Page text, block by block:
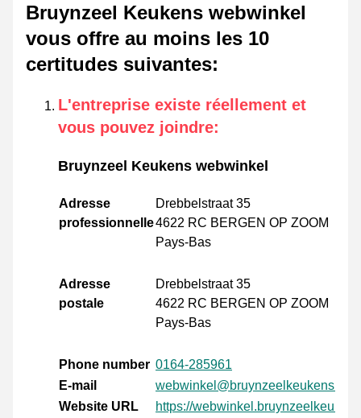
Bruynzeel Keukens webwinkel
vous offre au moins les 10
certitudes suivantes:
L'entreprise existe réellement et
vous pouvez joindre:
Bruynzeel Keukens webwinkel
Adresse
professionnelle
Drebbelstraat 35
4622 RC BERGEN OP ZOOM
Pays-Bas
Adresse
postale
Drebbelstraat 35
4622 RC BERGEN OP ZOOM
Pays-Bas
Phone number 0164-285961
E-mail
webwinkel@bruynzeelkeukens.nl
Website URL
https://